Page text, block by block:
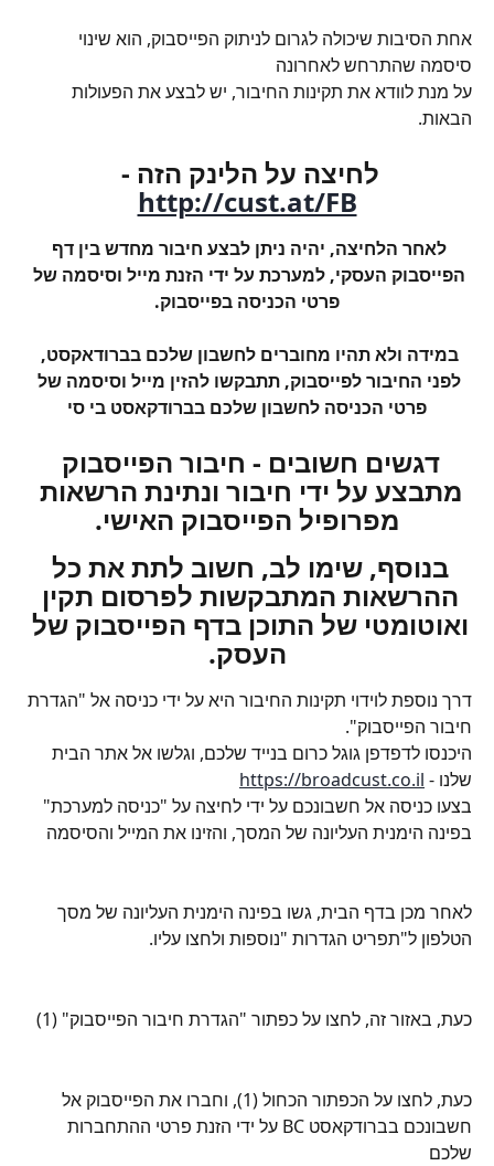
אחת הסיבות שיכולה לגרום לניתוק הפייסבוק, הוא שינוי
סיסמה שהתרחש לאחרונה
על מנת לוודא את תקינות החיבור, יש לבצע את הפעולות
הבאות.
לחיצה על הלינק הזה -
http://cust.at/FB
לאחר הלחיצה, יהיה ניתן לבצע חיבור מחדש בין דף
הפייסבוק העסקי, למערכת על ידי הזנת מייל וסיסמה של
פרטי הכניסה בפייסבוק.
במידה ולא תהיו מחוברים לחשבון שלכם בברודאקסט,
לפני החיבור לפייסבוק, תתבקשו להזין מייל וסיסמה של
פרטי הכניסה לחשבון שלכם בברודקאסט בי סי
דגשים חשובים - חיבור הפייסבוק
מתבצע על ידי חיבור ונתינת הרשאות
מפרופיל הפייסבוק האישי.
בנוסף, שימו לב, חשוב לתת את כל
ההרשאות המתבקשות לפרסום תקין
ואוטומטי של התוכן בדף הפייסבוק של
העסק.
דרך נוספת לוידוי תקינות החיבור היא על ידי כניסה אל "הגדרת
חיבור הפייסבוק".
היכנסו לדפדפן גוגל כרום בנייד שלכם, וגלשו אל אתר הבית
שלנו - https://broadcust.co.il
בצעו כניסה אל חשבונכם על ידי לחיצה על "כניסה למערכת"
בפינה הימנית העליונה של המסך, והזינו את המייל והסיסמה
לאחר מכן בדף הבית, גשו בפינה הימנית העליונה של מסך
הטלפון ל"תפריט הגדרות "נוספות ולחצו עליו.
כעת, באזור זה, לחצו על כפתור "הגדרת חיבור הפייסבוק" (1)
כעת, לחצו על הכפתור הכחול (1), וחברו את הפייסבוק אל
חשבונכם בברודקאסט BC על ידי הזנת פרטי ההתחברות
שלכם